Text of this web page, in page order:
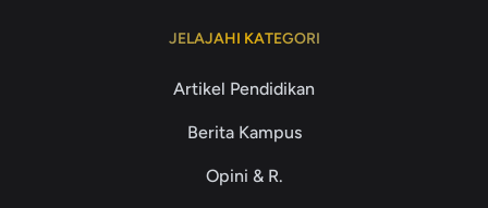
JELAJAHI KATEGORI
Artikel Pendidikan
Berita Kampus
Opini & R.